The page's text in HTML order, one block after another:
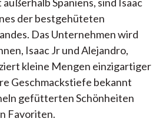
der bestgehüteten
Das Unternehmen wird
Isaac Jr und Alejandro,
kleine Mengen einzigartiger
Geschmackstiefe bekannt
gefütterten Schönheiten
Favoriten.